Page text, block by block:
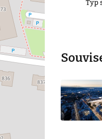
Typ